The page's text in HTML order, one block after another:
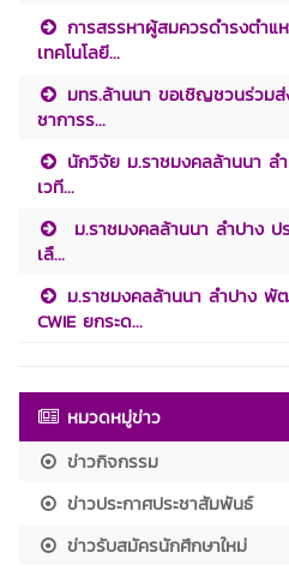
การสรรหาผู้สมควรดำรงตำแ
เทคโนโลยี...
มทร.ล้านนา ขอเชิญชวนร่วม
ชาการร...
นักวิจัย ม.ราชมงคลล้านนา ล
เวที...
ม.ราชมงคลล้านนา ลำปาง
เลื...
ม.ราชมงคลล้านนา ลำปาง
CWIE ยกระด...
หมวดหมู่ข่าว
ข่าวกิจกรรม
ข่าวประกาศประชาสัมพันธ์
ข่าวรับสมัครนักศึกษาใหม่